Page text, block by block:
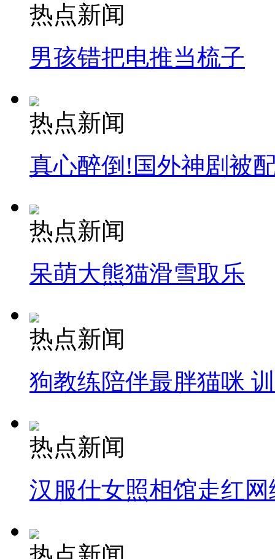
热点新闻
男孩错把电推当梳子
热点新闻
真心醉倒!国外神剧被
热点新闻
呆萌大熊猫滑雪取乐
热点新闻
狗教练陪伴最胖猫咪
热点新闻
汉服仕女照相馆走红网